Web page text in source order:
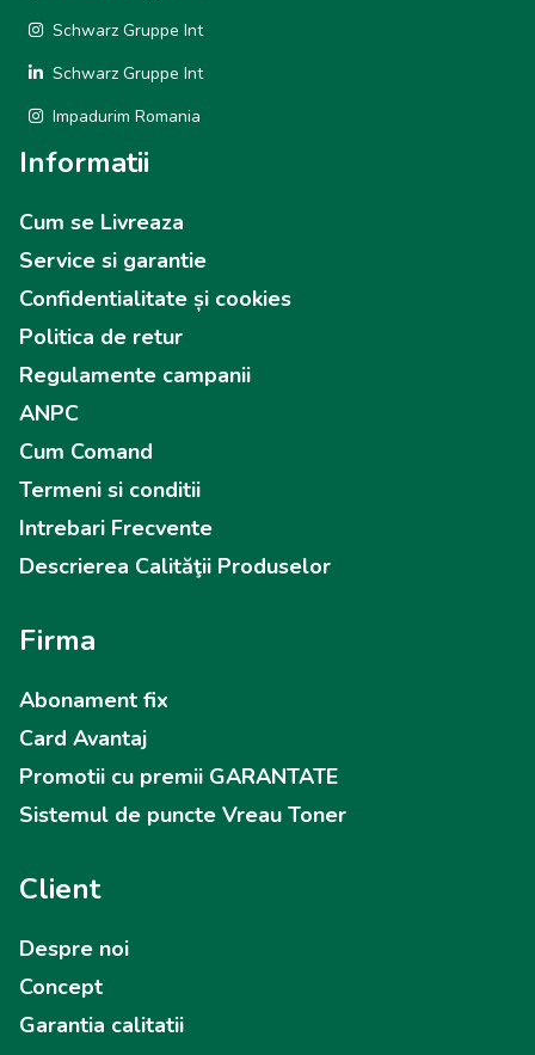
Schwarz Gruppe Int
Schwarz Gruppe Int
Impadurim Romania
Informatii
Cum se Livreaza
Service si garantie
Confidentialitate și cookies
Politica de retur
Regulamente campanii
ANPC
Cum Comand
Termeni si conditii
Intrebari Frecvente
Descrierea Calităţii Produselor
Firma
Abonament fix
Card Avantaj
Promotii cu premii GARANTATE
Sistemul de puncte Vreau Toner
Client
Despre noi
Concept
Garantia calitatii